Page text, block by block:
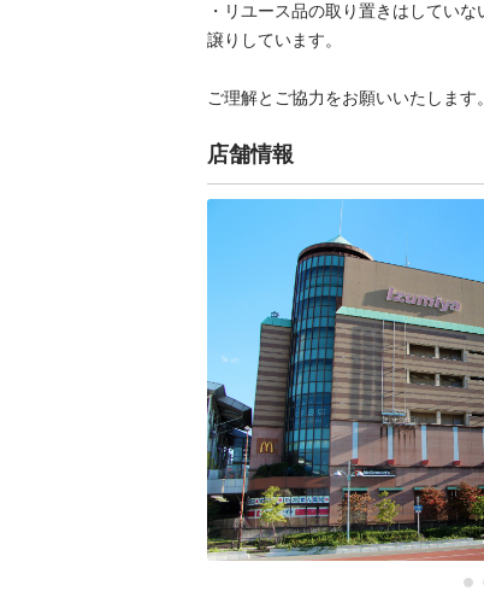
・リユース品の取り置きはしてい
譲りしています。
ご理解とご協力をお願いいたします。
店舗情報